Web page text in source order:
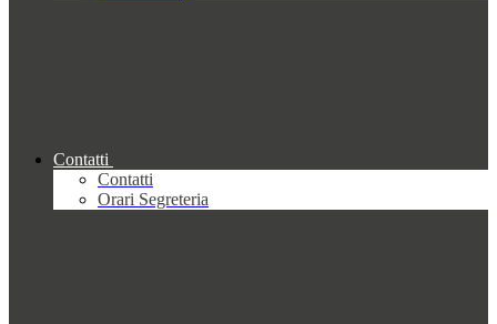
Contatti
Contatti
Orari Segreteria